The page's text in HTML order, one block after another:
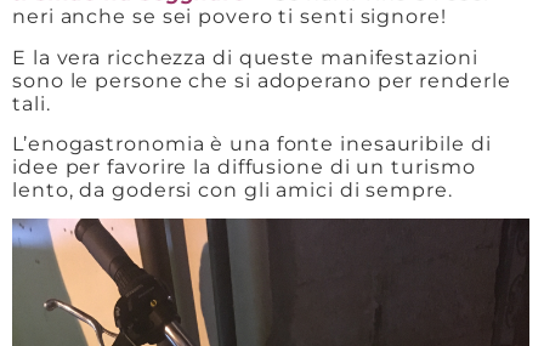
neri anche se sei povero ti senti signore!
E la vera ricchezza di queste manifestazioni
sono le persone che si adoperano per renderle
tali.
L’enogastronomia è una fonte inesauribile di
idee per favorire la diffusione di un turismo
lento, da godersi con gli amici di sempre.